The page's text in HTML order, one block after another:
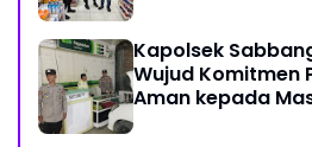
Kapolsek
Wujud Komitmen
Aman kepada